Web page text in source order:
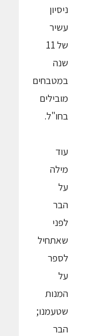
ניסיון
עשיר
של 11
שנה
במטבחים
מובילים
בחו"ל.
עוד
מילה
על
הבר
לפני
שאתחיל
לספר
על
המנות
שטעמנו;
הבר